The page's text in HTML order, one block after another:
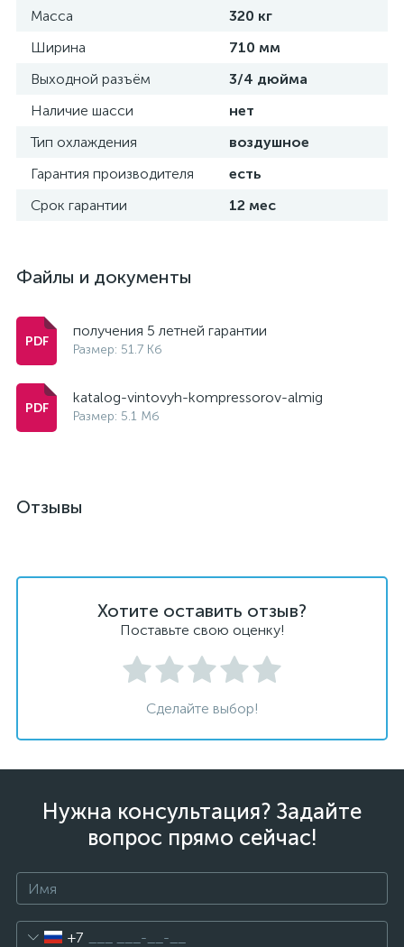
Масса
320 кг
Ширина
710 мм
Выходной разъём
3/4 дюйма
Наличие шасси
нет
Тип охлаждения
воздушное
Гарантия производителя
есть
Срок гарантии
12 мес
Файлы и документы
получения 5 летней гарантии
Размер: 51.7 Кб
katalog-vintovyh-kompressorov-almig
Размер: 5.1 Мб
Отзывы
Хотите оставить отзыв?
Поставьте свою оценку!
Сделайте выбор!
Нужна консультация? Задайте
вопрос прямо сейчас!
+7